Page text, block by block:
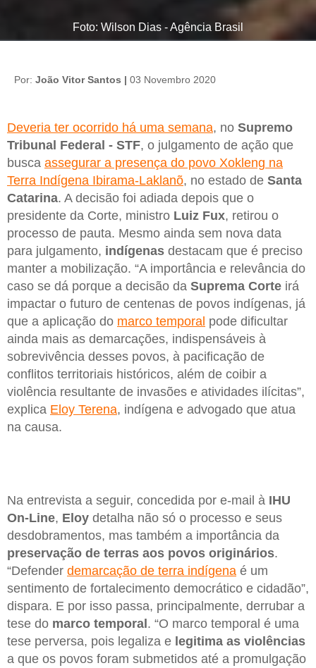
Foto: Wilson Dias - Agência Brasil
Por: João Vitor Santos | 03 Novembro 2020
Deveria ter ocorrido há uma semana, no Supremo
Tribunal Federal - STF, o julgamento de ação que
busca assegurar a presença do povo Xokleng na
Terra Indígena Ibirama-Laklanõ, no estado de Santa
Catarina. A decisão foi adiada depois que o
presidente da Corte, ministro Luiz Fux, retirou o
processo de pauta. Mesmo ainda sem nova data
para julgamento, indígenas destacam que é preciso
manter a mobilização. “A importância e relevância do
caso se dá porque a decisão da Suprema Corte irá
impactar o futuro de centenas de povos indígenas, já
que a aplicação do marco temporal pode dificultar
ainda mais as demarcações, indispensáveis à
sobrevivência desses povos, à pacificação de
conflitos territoriais históricos, além de coibir a
violência resultante de invasões e atividades ilícitas”,
explica Eloy Terena, indígena e advogado que atua
na causa.
Na entrevista a seguir, concedida por e-mail à IHU
On-Line, Eloy detalha não só o processo e seus
desdobramentos, mas também a importância da
preservação de terras aos povos originários.
“Defender demarcação de terra indígena é um
sentimento de fortalecimento democrático e cidadão”,
dispara. E por isso passa, principalmente, derrubar a
tese do marco temporal. “O marco temporal é uma
tese perversa, pois legaliza e legitima as violências
a que os povos foram submetidos até a promulgação